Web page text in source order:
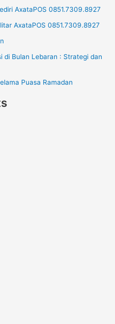
AxataPOS 0851.7309.8927
AxataPOS 0851.7309.8927
di Bulan Lebaran : Strategi dan
Puasa Ramadan